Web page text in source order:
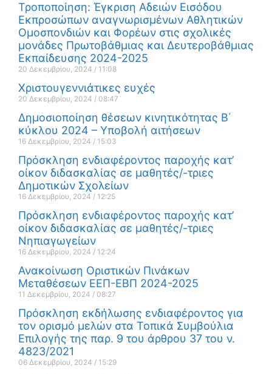
Τροποποίηση: Έγκριση Αδειών Εισόδου
Εκπροσώπων αναγνωρισμένων Αθλητικών
Ομοσπονδιών και Φορέων στις σχολικές
μονάδες Πρωτοβάθμιας και Δευτεροβάθμιας
Εκπαίδευσης 2024-2025
20 Δεκεμβρίου, 2024 11:08
Χριστουγεννιάτικες ευχές
20 Δεκεμβρίου, 2024 08:47
Δημοσιοποίηση θέσεων κινητικότητας Β΄
κύκλου 2024 – Υποβολή αιτήσεων
16 Δεκεμβρίου, 2024 15:03
Πρόσκληση ενδιαφέροντος παροχής κατ’
οίκον διδασκαλίας σε μαθητές/-τριες
Δημοτικών Σχολείων
16 Δεκεμβρίου, 2024 12:25
Πρόσκληση ενδιαφέροντος παροχής κατ’
οίκον διδασκαλίας σε μαθητές/-τριες
Νηπιαγωγείων
16 Δεκεμβρίου, 2024 12:24
Ανακοίνωση Οριστικών Πινάκων
Μεταθέσεων ΕΕΠ-ΕΒΠ 2024-2025
11 Δεκεμβρίου, 2024 08:27
Πρόσκληση εκδήλωσης ενδιαφέροντος για
τον ορισμό μελών στα Τοπικά Συμβούλια
Επιλογής της παρ. 9 του άρθρου 37 του ν.
4823/2021
06 Δεκεμβρίου, 2024 15:29